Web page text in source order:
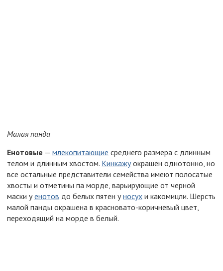
Малая панда
Енотовые — млекопитающие среднего размера с длинным
телом и длинным хвостом. Кинкажуокрашен однотонно, но
все остальные представители семейства имеют полосатые
хвосты и отметины па морде, варьирующие от черной
маски уенотов до белых пятен уносух и какомицли. Шерсть
малой панды окрашена в красновато-коричневый цвет,
переходящий на морде в белый.